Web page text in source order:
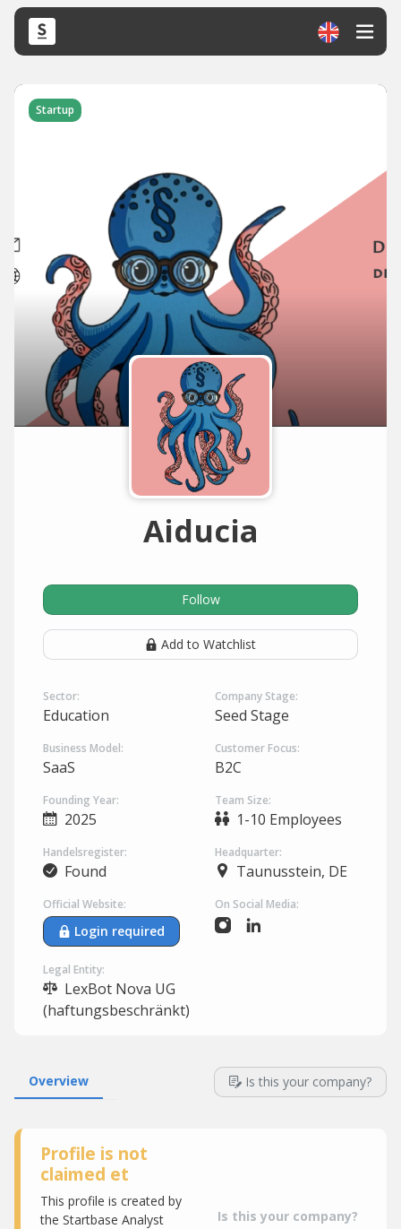
Startup
Aiducia
Follow
Add to Watchlist
Sector:
Education
Company Stage:
Seed Stage
Business Model:
SaaS
Customer Focus:
B2C
Founding Year:
2025
Team Size:
1-10 Employees
Handelsregister:
Found
Headquarter:
Taunusstein, DE
Official Website:
Login required
On Social Media:
Legal Entity:
LexBot Nova UG
(haftungsbeschränkt)
Overview Is this your company?
Profile is not
claimed et
This profile is created by
the Startbase Analyst
Is this your company?